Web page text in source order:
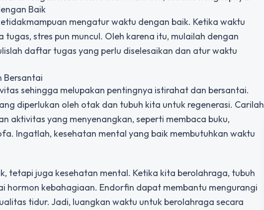
Baik
mengatur waktu dengan baik. Ketika waktu
stres pun muncul. Oleh karena itu, mulailah dengan
daftar tugas yang perlu diselesaikan dan atur waktu
Bersantai
sehingga melupakan pentingnya istirahat dan bersantai.
diperlukan oleh otak dan tubuh kita untuk regenerasi. Carilah
aktivitas yang menyenangkan, seperti membaca buku,
Ingatlah, kesehatan mental yang baik membutuhkan waktu
tetapi juga kesehatan mental. Ketika kita berolahraga, tubuh
hormon kebahagiaan. Endorfin dapat membantu mengurangi
tidur. Jadi, luangkan waktu untuk berolahraga secara